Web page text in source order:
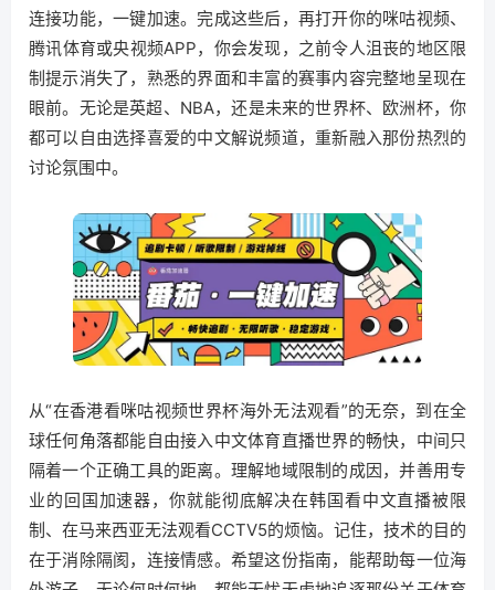
连接功能，一键加速。完成这些后，再打开你的咪咕视频、
腾讯体育或央视频APP，你会发现，之前令人沮丧的地区限
制提示消失了，熟悉的界面和丰富的赛事内容完整地呈现在
眼前。无论是英超、NBA，还是未来的世界杯、欧洲杯，你
都可以自由选择喜爱的中文解说频道，重新融入那份热烈的
讨论氛围中。
从“在香港看咪咕视频世界杯海外无法观看”的无奈，到在全
球任何角落都能自由接入中文体育直播世界的畅快，中间只
隔着一个正确工具的距离。理解地域限制的成因，并善用专
业的回国加速器，你就能彻底解决在韩国看中文直播被限
制、在马来西亚无法观看CCTV5的烦恼。记住，技术的目的
在于消除隔阂，连接情感。希望这份指南，能帮助每一位海